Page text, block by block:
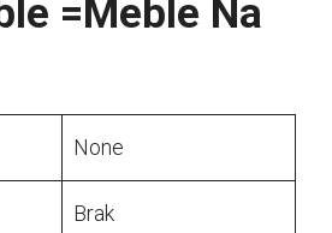
=Meble Na
None
Brak